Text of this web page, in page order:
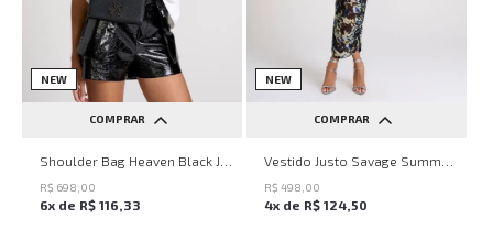
NEW
COMPRAR
UN
R$ 698 00
6x de R$ 116,33
NEW
COMPRAR
PP P M G
R$ 498 00
4x de R$ 124,50